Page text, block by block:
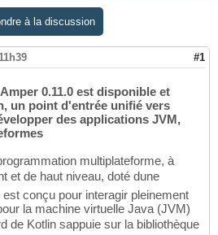
à la discussion
#1
0.11.0 est disponible et
un point d'entrée unifié vers
des applications JVM,
multiplateforme, à
et de haut niveau, doté dune
conçu pour interagir pleinement
la machine virtuelle Java (JVM)
de Kotlin sappuie sur la bibliothèque